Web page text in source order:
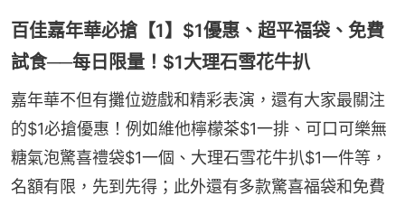
百佳嘉年華必搶【1】$1優惠、超平福袋、免費
試食──每日限量！$1大理石雪花牛扒
嘉年華不但有攤位遊戲和精彩表演，還有大家最關注
的$1必搶優惠！例如維他檸檬茶$1一排、可口可樂無
糖氣泡驚喜禮袋$1一個、大理石雪花牛扒$1一件等，
名額有限，先到先得；此外還有多款驚喜福袋和免費